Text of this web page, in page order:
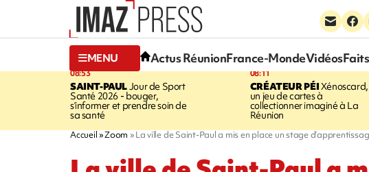
MENU Actus RéunionFrance-MondeVidéos
08:53
SAINT-PAULJour de Sport
Santé 2026 - bouger,
s’informer et prendre soin de
sa santé
08:11
CRÉATEUR PÉIXénoscard,
un jeu de cartes à
collectionner imaginé à La
Réunion
Accueil Zoom La ville de Saint-Paul a mis en place un stage